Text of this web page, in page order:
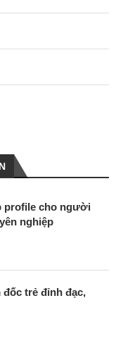
profile cho người
nghiệp
đốc trẻ đỉnh đạc,